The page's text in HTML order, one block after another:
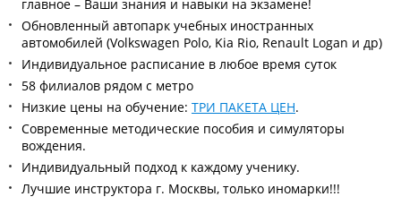
главное – Ваши знания и навыки на экзамене!
Обновленный автопарк учебных иностранных
автомобилей (Volkswagen Polo, Kia Rio, Renault Logan и др)
Индивидуальное расписание в любое время суток
58 филиалов рядом с метро
Низкие цены на обучение: ТРИ ПАКЕТА ЦЕН.
Современные методические пособия и симуляторы
вождения.
Индивидуальный подход к каждому ученику.
Лучшие инструктора г. Москвы, только иномарки!!!